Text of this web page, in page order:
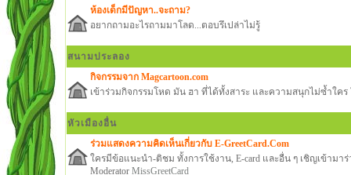
ห้องเด็กมีปัญหา..จะถาม?
อยากถามอะไรถามมาโลด...ตอบรึเปล่าไม่รู้
สนามประลอง
กิจกรรมจาก Magcartoon.com
เข้าร่วมกิจกรรมโหด มัน ฮา ที่ได้ทั้งสาระ และความสนุกไม่ซ้ำใคร
หัวเมืองอื่น
ร่วมแสดงความคิดเห็นเกี่ยวกับ E-GreetCard.Com
ใครมีข้อแนะนำ-ติชม ทั้งการใช้งาน, E-card และอื่น ๆ เชิญเข้าม
Moderator MissGreetCard